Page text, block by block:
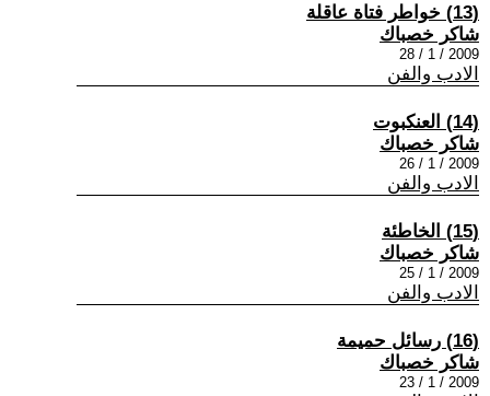
(13) خواطر فتاة عاقلة
شاكر خصباك
2009 / 1 / 28
الادب والفن
(14) العنكبوت
شاكر خصباك
2009 / 1 / 26
الادب والفن
(15) الخاطئة
شاكر خصباك
2009 / 1 / 25
الادب والفن
(16) رسائل حميمة
شاكر خصباك
2009 / 1 / 23